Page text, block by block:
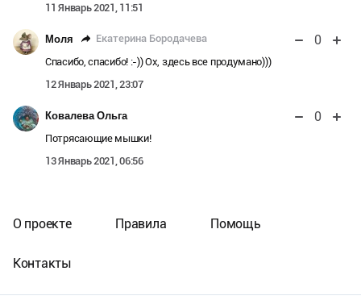
11 Январь 2021, 11:51
Моля Екатерина Бородачева 0
Спасибо, спасибо! :-)) Ох, здесь все продумано)))
12 Январь 2021, 23:07
Ковалева Ольга 0
Потрясающие мышки!
13 Январь 2021, 06:56
О проекте Правила Помощь
Контакты